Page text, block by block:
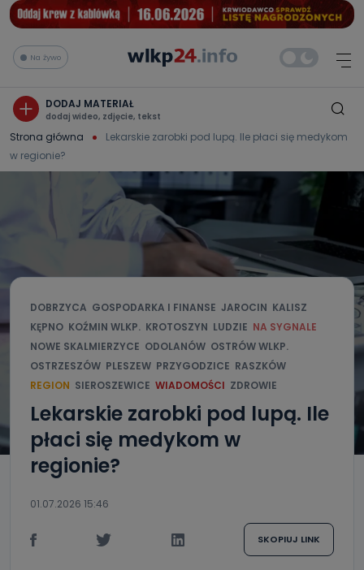
Na żywo
DODAJ MATERIAŁ
dodaj wideo, zdjęcie, tekst
Strona główna
Lekarskie zarobki pod lupą. Ile płaci się medykom
w regionie?
DOBRZYCA GOSPODARKA I FINANSE JAROCIN KALISZ
KĘPNO KOŹMIN WLKP. KROTOSZYN LUDZIE NA SYGNALE
NOWE SKALMIERZYCE ODOLANÓW OSTRÓW WLKP.
OSTRZESZÓW PLESZEW PRZYGODZICE RASZKÓW
REGION SIEROSZEWICE WIADOMOŚCI ZDROWIE
Lekarskie zarobki pod lupą. Ile
płaci się medykom w
regionie?
01.07.2026 15:46
SKOPIUJ LINK